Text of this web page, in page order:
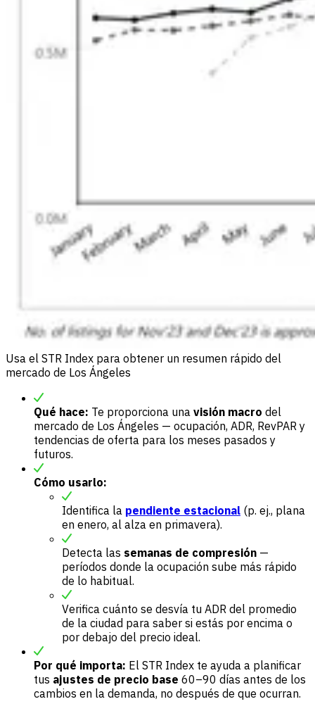
Usa el STR Index para obtener un resumen rápido del
mercado de Los Ángeles
Qué hace: Te proporciona una visión macro del
mercado de Los Ángeles — ocupación, ADR, RevPAR y
tendencias de oferta para los meses pasados y
futuros.
Cómo usarlo:
Identifica la pendiente estacional (p. ej., plana
en enero, al alza en primavera).
Detecta las semanas de compresión —
períodos donde la ocupación sube más rápido
de lo habitual.
Verifica cuánto se desvía tu ADR del promedio
de la ciudad para saber si estás por encima o
por debajo del precio ideal.
Por qué importa: El STR Index te ayuda a planificar
tus ajustes de precio base 60–90 días antes de los
cambios en la demanda, no después de que ocurran.